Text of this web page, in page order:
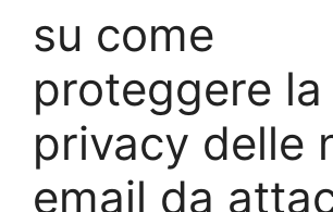
su come
proteggere la
privacy delle
email da